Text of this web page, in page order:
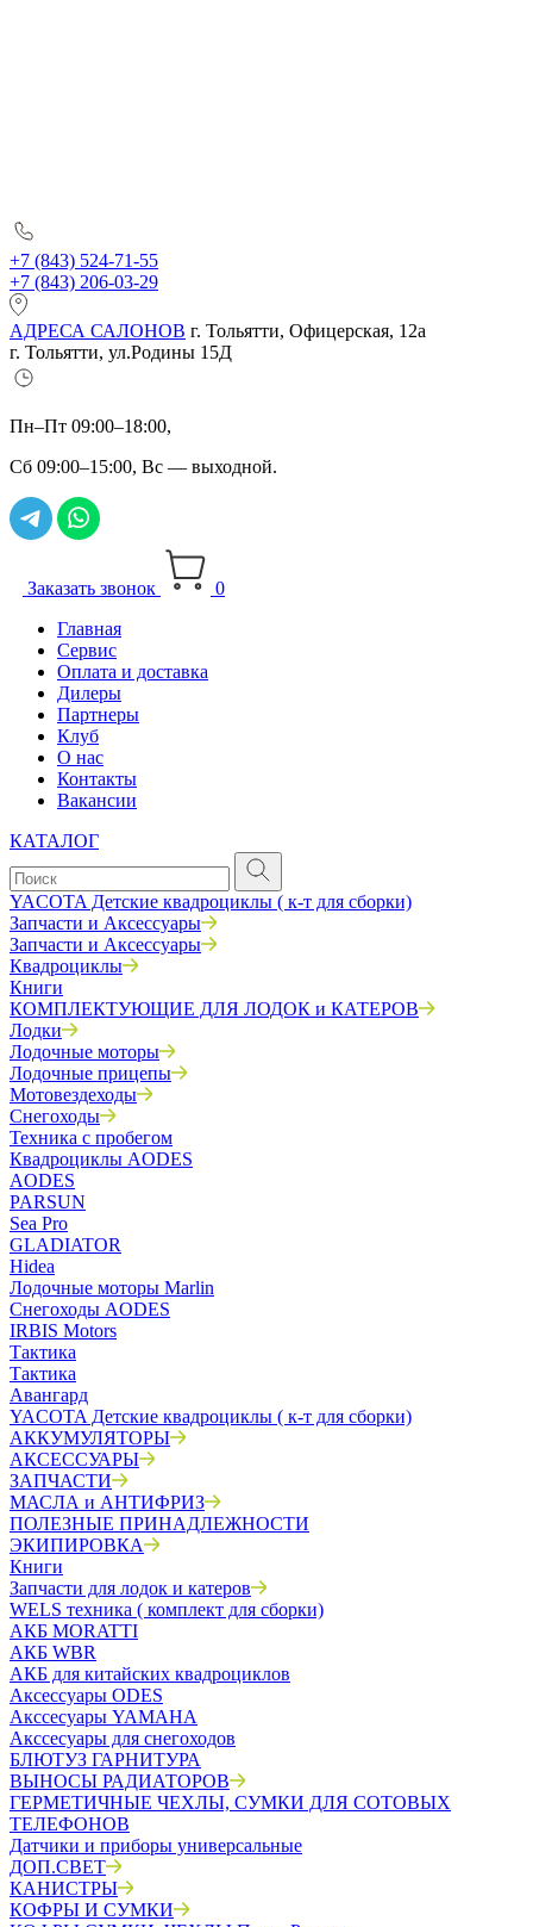
+7 (843) 524-71-55
+7 (843) 206-03-29
АДРЕСА САЛОНОВ г. Тольятти, Офицерская, 12а
г. Тольятти, ул.Родины 15Д
Пн–Пт 09:00–18:00,
Сб 09:00–15:00, Вс — выходной.
Заказать звонок
0
Главная
Сервис
Оплата и доставка
Дилеры
Партнеры
Клуб
О нас
Контакты
Вакансии
КАТАЛОГ
YACOTA Детские квадроциклы ( к-т для сборки)
Запчасти и Аксессуары
Запчасти и Аксессуары
Квадроциклы
Книги
КОМПЛЕКТУЮЩИЕ ДЛЯ ЛОДОК и КАТЕРОВ
Лодки
Лодочные моторы
Лодочные прицепы
Мотовездеходы
Снегоходы
Техника с пробегом
Квадроциклы AODES
AODES
PARSUN
Sea Pro
GLADIATOR
Hidea
Лодочные моторы Marlin
Снегоходы AODES
IRBIS Motors
Тактика
Тактика
Авангард
YACOTA Детские квадроциклы ( к-т для сборки)
АККУМУЛЯТОРЫ
АКСЕССУАРЫ
ЗАПЧАСТИ
МАСЛА и АНТИФРИЗ
ПОЛЕЗНЫЕ ПРИНАДЛЕЖНОСТИ
ЭКИПИРОВКА
Книги
Запчасти для лодок и катеров
WELS техника ( комплект для сборки)
АКБ MORATTI
АКБ WBR
АКБ для китайских квадроциклов
Аксессуары ODES
Акссесуары YAMAHA
Акссесуары для снегоходов
БЛЮТУЗ ГАРНИТУРА
ВЫНОСЫ РАДИАТОРОВ
ГЕРМЕТИЧНЫЕ ЧЕХЛЫ, СУМКИ ДЛЯ СОТОВЫХ
ТЕЛЕФОНОВ
Датчики и приборы универсальные
ДОП.СВЕТ
КАНИСТРЫ
КОФРЫ И СУМКИ